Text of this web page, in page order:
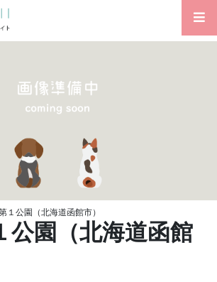
１公園（北海道函館市）
公園（北海道函館